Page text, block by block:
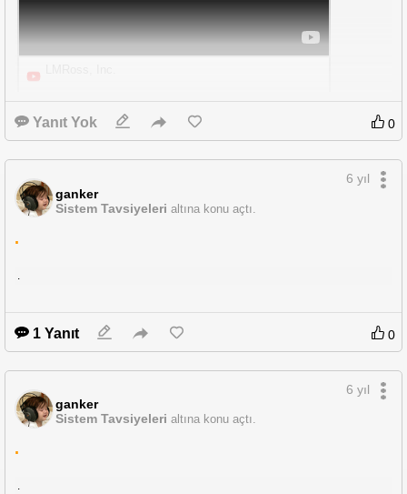
Venue Pro 11 w/dock and dual monitors
kullanıla bilen bir windows 10 tablet tavsiye edebilir misiniz?
video daki tableti çok araştırdım 0 yok ve 2. elde satan 2-3 lişi falan var.
Yanıt Yok 0
ganker
Sistem Tavsiyeleri altına konu açtı.
6 yıl
.
1 Yanıt 0
ganker
Sistem Tavsiyeleri altına konu açtı.
6 yıl
.
.